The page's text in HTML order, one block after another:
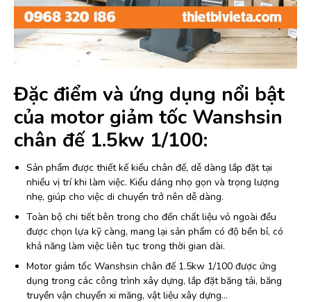
Đặc điểm và ứng dụng nổi bật
của motor giảm tốc Wanshsin
chân đế 1.5kw 1/100:
Sản phẩm được thiết kế kiểu chân đế, dễ dàng lắp đặt tại
nhiều vị trí khi làm việc. Kiểu dáng nhọ gọn và trọng lượng
nhẹ, giúp cho việc di chuyển trở nên dễ dàng.
Toàn bộ chi tiết bên trong cho đến chất liệu vỏ ngoài đều
được chọn lựa kỹ càng, mang lại sản phẩm có độ bền bỉ, có
khả năng làm việc liên tục trong thời gian dài.
Motor giảm tốc Wanshsin chân đế 1.5kw 1/100 được ứng
dụng trong các công trình xây dựng, lắp đặt băng tải, băng
truyền vận chuyển xi măng, vật liệu xây dựng…